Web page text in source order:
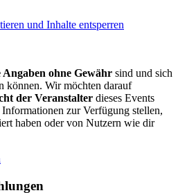
und Inhalte entsperren
Angaben ohne Gewähr sind und sich
können. Wir möchten darauf
der Veranstalter dieses Events
zur Verfügung stellen,
haben oder von Nutzern wie dir